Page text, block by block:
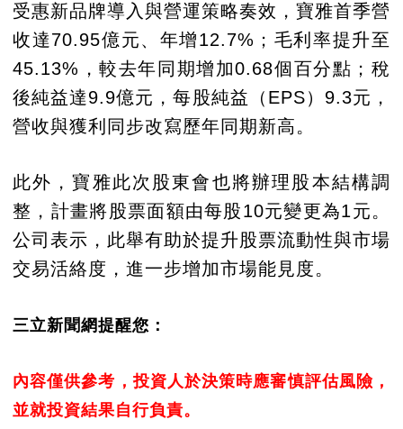
受惠新品牌導入與營運策略奏效，寶雅首季營
收達70.95億元、年增12.7%；毛利率提升至
45.13%，較去年同期增加0.68個百分點；稅
後純益達9.9億元，每股純益（EPS）9.3元，
營收與獲利同步改寫歷年同期新高。
此外，寶雅此次股東會也將辦理股本結構調
整，計畫將股票面額由每股10元變更為1元。
公司表示，此舉有助於提升股票流動性與市場
交易活絡度，進一步增加市場能見度。
三立新聞網提醒您：
內容僅供參考，投資人於決策時應審慎評估風險，
並就投資結果自行負責。